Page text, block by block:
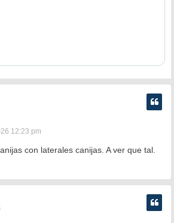
12:23 pm
con laterales canijas. A ver que tal.